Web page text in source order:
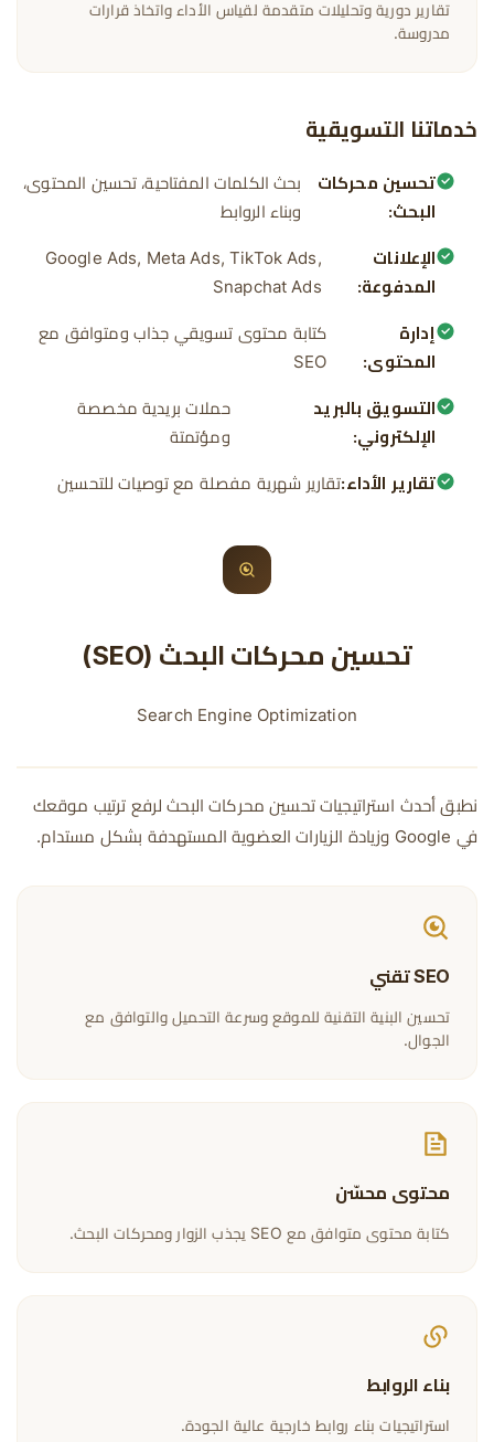
تقارير دورية وتحليلات متقدمة لقياس الأداء واتخاذ قرارات
مدروسة.
خدماتنا التسويقية
تحسين محركات
البحث:
بحث الكلمات المفتاحية، تحسين المحتوى،
وبناء الروابط
الإعلانات
المدفوعة:
Google Ads, Meta Ads, TikTok Ads,
Snapchat Ads
إدارة
المحتوى:
كتابة محتوى تسويقي جذاب ومتوافق مع
SEO
التسويق بالبريد
الإلكتروني:
حملات بريدية مخصصة
ومؤتمتة
تقارير الأداء:تقارير شهرية مفصلة مع توصيات للتحسين
تحسين محركات البحث (SEO)
Search Engine Optimization
نطبق أحدث استراتيجيات تحسين محركات البحث لرفع ترتيب موقعك
في Google وزيادة الزيارات العضوية المستهدفة بشكل مستدام.
SEO تقني
تحسين البنية التقنية للموقع وسرعة التحميل والتوافق مع
الجوال.
محتوى محسّن
كتابة محتوى متوافق مع SEO يجذب الزوار ومحركات البحث.
بناء الروابط
استراتيجيات بناء روابط خارجية عالية الجودة.